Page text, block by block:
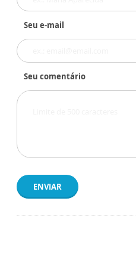
Seu e-mail
Seu comentário
ENVIAR